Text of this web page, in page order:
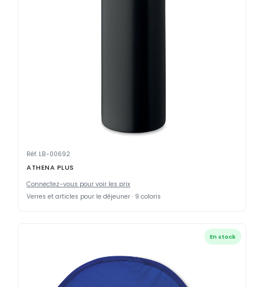
Réf. LB-00692
ATHENA PLUS
Connectez-vous pour voir les prix
Verres et articles pour le déjeuner · 9 coloris
En stock